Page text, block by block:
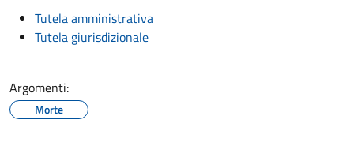
Tutela amministrativa
Tutela giurisdizionale
Argomenti:
Morte